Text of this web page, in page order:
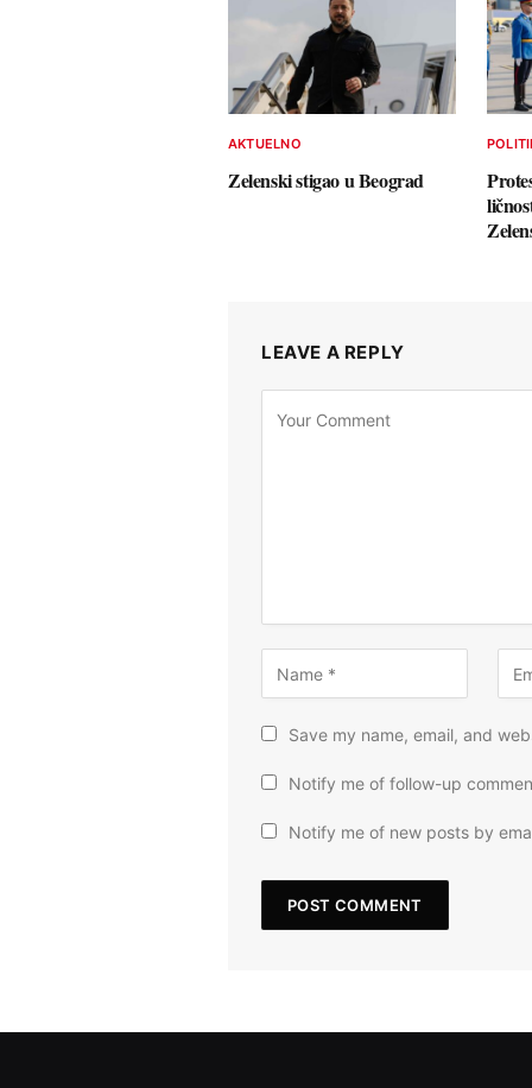
AKTUELNO
Zelenski stigao u Beograd
LEAVE A REPLY
Save my name, email, and
Notify me of follow-up
Notify me of new posts by